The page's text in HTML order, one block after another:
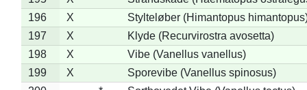
196
X
Stylteløber (Himantopus
197
X
Klyde (Recurvirostra avosetta)
198
X
Vibe (Vanellus vanellus)
199
X
Sporevibe (Vanellus spinosus)